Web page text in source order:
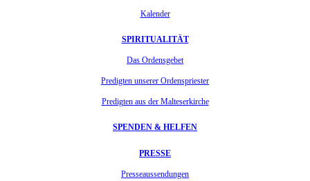
Kalender
SPIRITUALITÄT
Das Ordensgebet
Predigten unserer Ordenspriester
Predigten aus der Malteserkirche
SPENDEN & HELFEN
PRESSE
Presseaussendungen